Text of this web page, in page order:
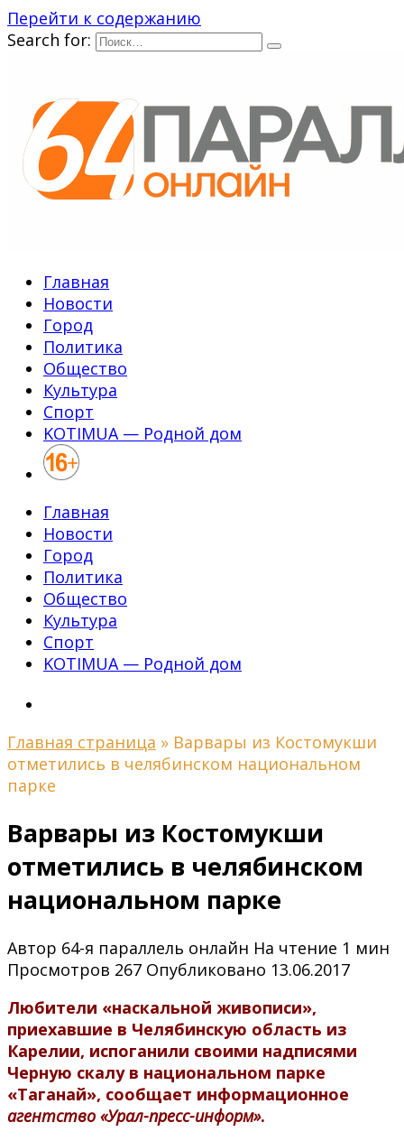
Перейти к содержанию
Search for:
Главная
Новости
Город
Политика
Общество
Культура
Спорт
KOTIMUA — Родной дом
Главная
Новости
Город
Политика
Общество
Культура
Спорт
KOTIMUA — Родной дом
Главная страница » Варвары из Костомукши
отметились в челябинском национальном
парке
Варвары из Костомукши
отметились в челябинском
национальном парке
Автор 64-я параллель онлайн На чтение 1 мин
Просмотров 267 Опубликовано 13.06.2017
Любители «наскальной живописи»,
приехавшие в Челябинскую область из
Карелии, испоганили своими надписями
Черную скалу в национальном парке
«Таганай», сообщает информационное
агентство «Урал-пресс-информ».